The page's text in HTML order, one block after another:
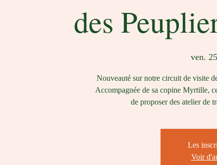
des
ven.
Nouveauté sur notre circuit de visite
Accompagnée de sa copine Myrtille,
de proposer des atelier de
Les
Voir